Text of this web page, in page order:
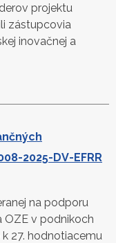
projektu
zástupcovia
inovačnej a
2025-DV-EFRR
na podporu
OZE v podnikoch
27. hodnotiacemu